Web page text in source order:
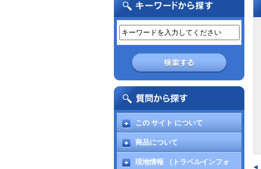
この サイト について
商品について
現地情報 （トラベルインフォ